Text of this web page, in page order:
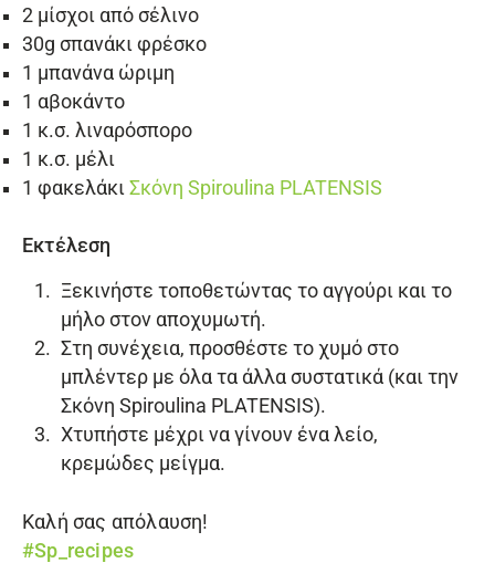
2 μίσχοι από σέλινο
30g σπανάκι φρέσκο
1 μπανάνα ώριμη
1 αβοκάντο
1 κ.σ. λιναρόσπορο
1 κ.σ. μέλι
1 φακελάκι Σκόνη Spiroulina PLATENSIS
Εκτέλεση
Ξεκινήστε τοποθετώντας το αγγούρι και το
μήλο στον αποχυμωτή.
Στη συνέχεια, προσθέστε το χυμό στο
μπλέντερ με όλα τα άλλα συστατικά (και την
Σκόνη Spiroulina PLATENSIS).
Χτυπήστε μέχρι να γίνουν ένα λείο,
κρεμώδες μείγμα.
Καλή σας απόλαυση!
#Sp_recipes